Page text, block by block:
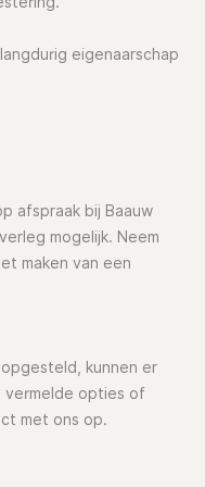
eigenaarschap
afspraak bij Baauw
mogelijk. Neem
maken van een
kunnen er
vermelde opties of
met ons op.